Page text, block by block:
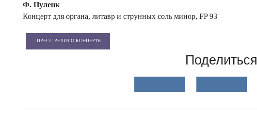
Ф. Пуленк
Концерт для органа, литавр и струнных соль минор, FP 93
ПРЕСС-РЕЛИЗ О КОНЦЕРТЕ
Поделиться